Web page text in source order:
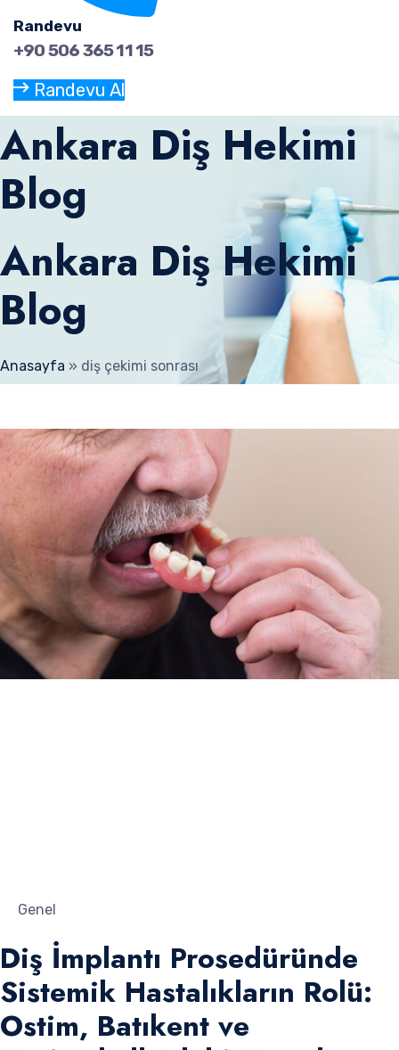
Randevu
+90 506 365 11 15
Randevu Al
Ankara Diş Hekimi
Blog
Ankara Diş Hekimi
Blog
Anasayfa » diş çekimi sonrası
Genel
Diş İmplantı Prosedüründe
Sistemik Hastalıkların Rolü:
Ostim, Batıkent ve